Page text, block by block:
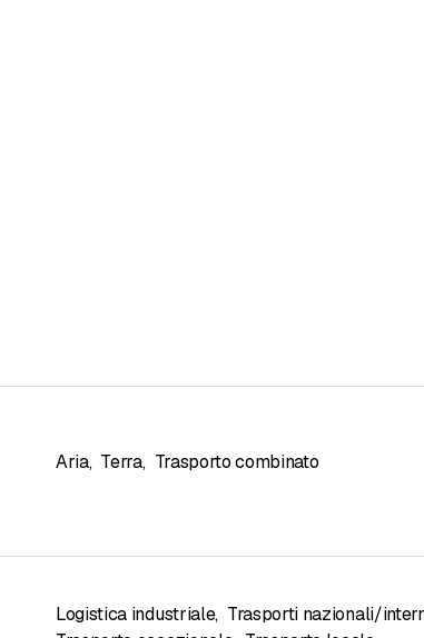
Aria, Terra, Trasporto combinato
Logistica industriale, Trasporti nazionali/